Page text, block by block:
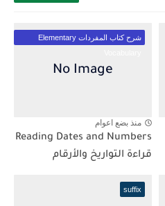
شرح كتاب المفردات Elementary
منذ بضع اعوام
Reading Dates and Numbers
قراءة التواريخ والأرقام
suffix